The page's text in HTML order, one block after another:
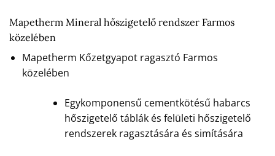
Mapetherm Mineral hőszigetelő rendszer Farmos
közelében
Mapetherm Kőzetgyapot ragasztó Farmos
közelében
Egykomponensű cementkötésű habarcs
hőszigetelő táblák és felületi hőszigetelő
rendszerek ragasztására és simítására